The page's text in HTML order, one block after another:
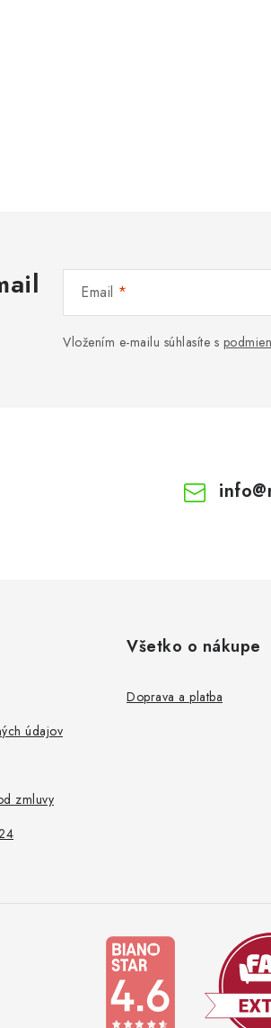
Email
Vložením e-mailu súhlasíte s
info@
údajov
zmluvy
Všetko o nákupe
Doprava a platba